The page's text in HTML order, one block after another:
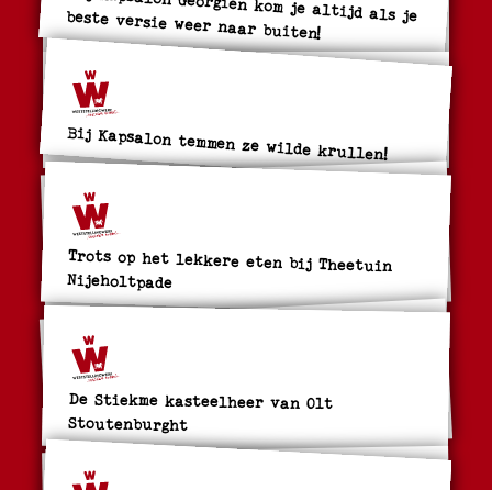
Bij Kapsalon Georgien kom je altijd als je beste versie weer naar buiten!
Bij Kapsalon temmen ze wilde krullen!
Trots op het lekkere eten bij Theetuin
Nijeholtpade
De Stiekme kasteelheer van Olt
Stoutenburght